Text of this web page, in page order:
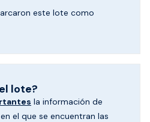
este lote como
lote?
la información de
el que se encuentran las